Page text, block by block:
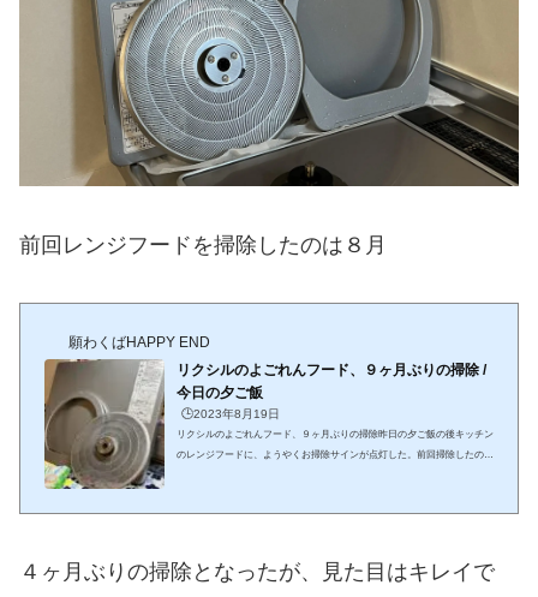
前回レンジフードを掃除したのは８月
願わくばHAPPY END
リクシルのよごれんフード、９ヶ月ぶりの掃除 /
今日の夕ご飯
🕒️2023年8月19日
リクシルのよごれんフード、９ヶ月ぶりの掃除昨日の夕ご飯の後キッチン
のレンジフードに、ようやくお掃除サインが点灯した。前回掃除したのは
だ。我が家のレンジフードはリクシルのよごれんフードフード内部のファ
トで拭き上げて完了レンジフードのお掃...
４ヶ月ぶりの掃除となったが、見た目はキレイで